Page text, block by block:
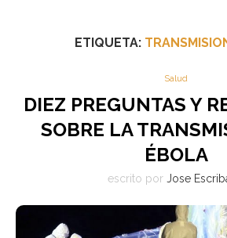
ETIQUETA:
Salud
DIEZ PREGUNTAS Y
SOBRE LA
ÉBOLA
escrito por Jose